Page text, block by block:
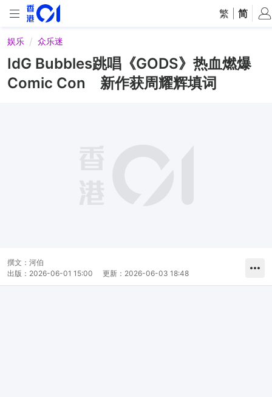
繁 简
娱乐 众乐迷
IdG Bubbles跳唱《GODS》热血燃爆
Comic Con 新作获周耀辉填词
撰文： 河伯
出版： 2026-06-01 15:00 更新： 2026-06-03 18:48